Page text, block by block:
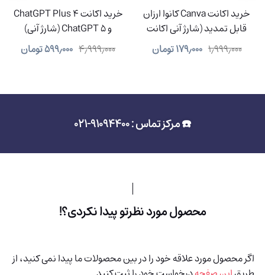
خرید اکانت Canva کانوا ارزان
قابل تمدید (شارژ آنی اکانت
شما) ۱٫۹۹۹٫۰۰۰ ۱۷۹٫۰۰۰تومان
خرید اکانت ChatGPT Plus 4
و ChatGPT 5 (شارژ آنی)
۴٫۹۹۹٫۰۰۰ ۵۹۹٫۰۰۰تومان
☎️ مرکز تماس : 91094400-021
محصول مورد نظرتو پیدا نکردی؟!
اگر محصول مورد علاقه خود را در بین محصولات ما پیدا نمی کنید، از